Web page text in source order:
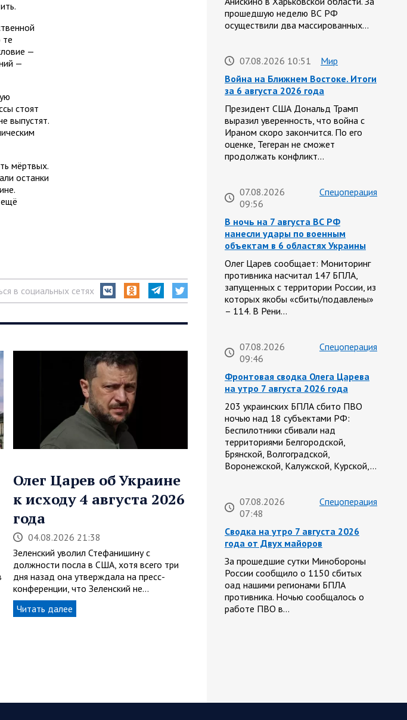
те
—
—
стоят
выпустят.
мёртвых.
останки
ещё
в социальных сетях
Олег Царев об Украине
к исходу 4 августа 2026
года
04.08.2026 21:38
Зеленский уволил Стефанишину с
должности посла в США, хотя всего три
дня назад она утверждала на пресс-
конференции, что Зеленский не…
Читать далее
прошедшую неделю ВС РФ
осуществили два массированных…
07.08.2026 10:51
Мир
Война на Ближнем Востоке. Итоги
за 6 августа 2026 года
Президент США Дональд Трамп
выразил уверенность, что война с
Ираном скоро закончится. По его
оценке, Тегеран не сможет
продолжать конфликт…
07.08.2026
09:56
Спецоперация
В ночь на 7 августа ВС РФ
нанесли удары по военным
объектам в 6 областях Украины
Олег Царев сообщает: Мониторинг
противника насчитал 147 БПЛА,
запущенных с территории России, из
которых якобы «сбиты/подавлены»
– 114. В Рени…
07.08.2026
09:46
Спецоперация
Фронтовая сводка Олега Царева
на утро 7 августа 2026 года
203 украинских БПЛА сбито ПВО
ночью над 18 субъектами РФ:
Беспилотники сбивали над
территориями Белгородской,
Брянской, Волгоградской,
Воронежской, Калужской, Курской,…
07.08.2026
07:48
Спецоперация
Сводка на утро 7 августа 2026
года от Двух майоров
За прошедшие сутки Минобороны
России сообщило о 1150 сбитых
оад нашими регионами БПЛА
противника. Ночью сообщалось о
работе ПВО в…